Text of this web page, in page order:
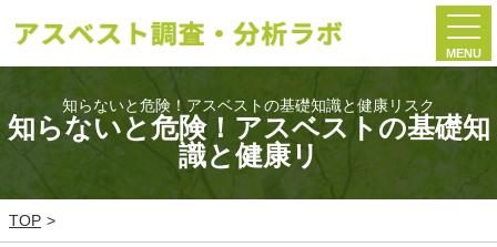
MENU
知らないと危険！アスベストの基礎知識と健康リスク
知らないと危険！アスベストの基礎知
識と健康リ
TOP